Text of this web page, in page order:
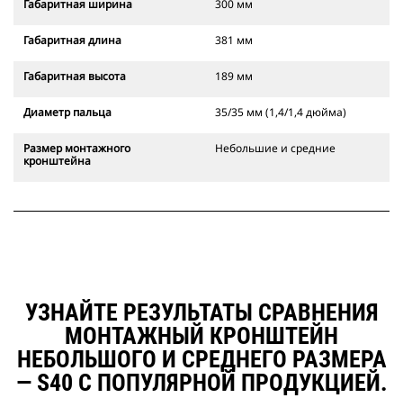
Габаритная ширина 300 мм
Габаритная длина 381 мм
Габаритная высота 189 мм
Диаметр пальца 35/35 мм (1,4/1,4 дюйма)
Размер монтажного
кронштейна
Небольшие и средние
УЗНАЙТЕ РЕЗУЛЬТАТЫ СРАВНЕНИЯ
МОНТАЖНЫЙ КРОНШТЕЙН
НЕБОЛЬШОГО И СРЕДНЕГО РАЗМЕРА
— S40 С ПОПУЛЯРНОЙ ПРОДУКЦИЕЙ.